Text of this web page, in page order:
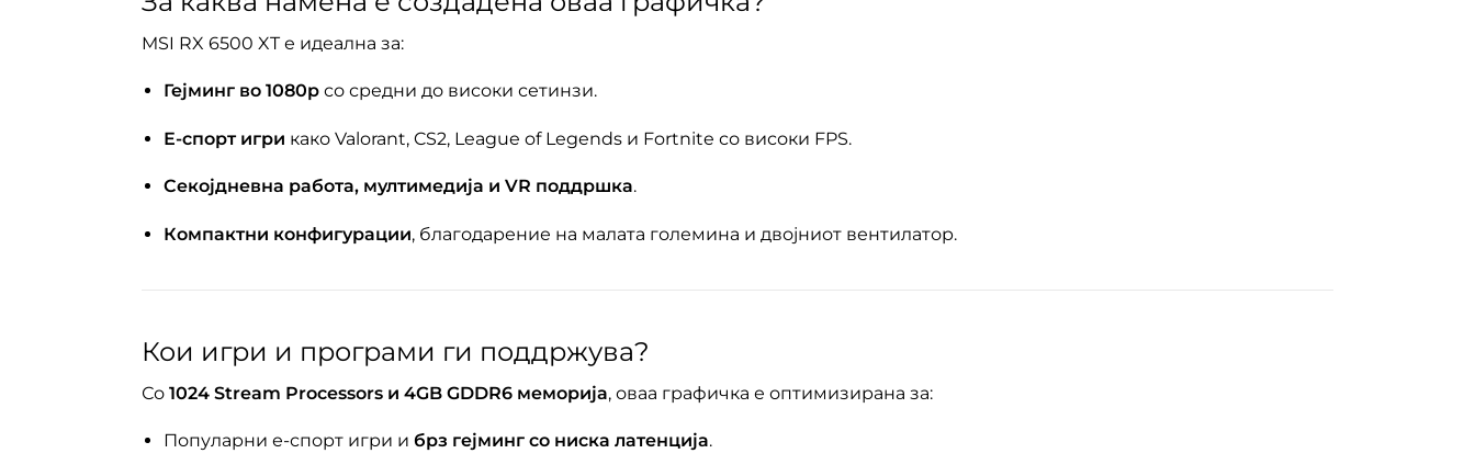
MSI RX 6500 XT е идеална за:
Гејминг во 1080pсо средни до високи сетинзи.
Е-спорт игри како Valorant, CS2, League of Legends и Fortnite со високи FPS.
Секојдневна работа, мултимедија и VR поддршка.
Компактни конфигурации, благодарение на малата големина и двојниот вентилатор.
Кои игри и програми ги поддржува?
Со 1024 Stream Processors и 4GB GDDR6 меморија, оваа графичка е оптимизирана за:
Популарни е-спорт игри и брз гејминг со ниска латенција.